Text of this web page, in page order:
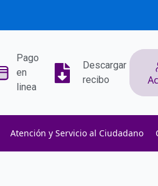
Pago
en
linea
Descargar
recibo
Atención y Servicio al Ciudadano